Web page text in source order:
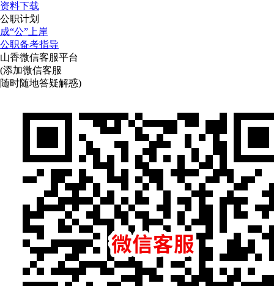
资料下载
公职计划
成“公”上岸
公职备考指导
山香微信客服平台
(添加微信客服
随时随地答疑解惑)